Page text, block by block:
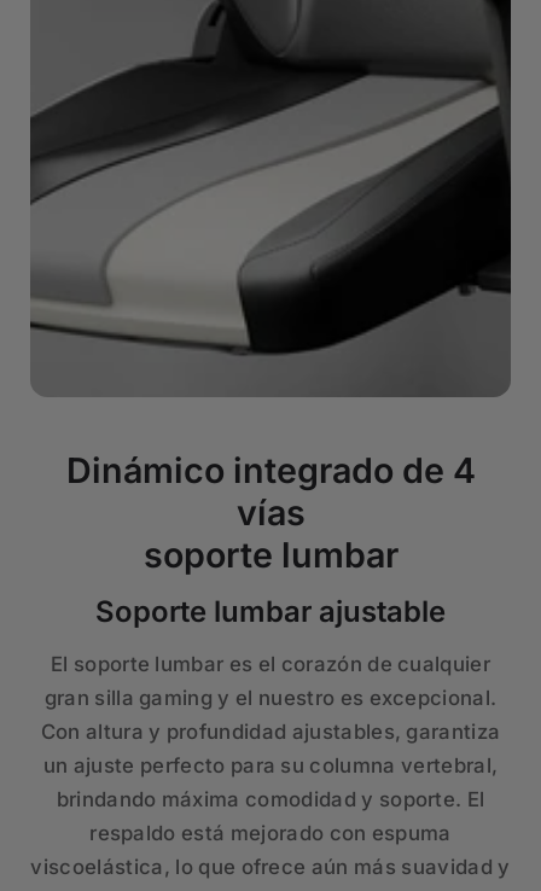
Dinámico integrado de 4
vías
soporte lumbar
Soporte lumbar ajustable
El soporte lumbar es el corazón de cualquier
gran silla gaming y el nuestro es excepcional.
Con altura y profundidad ajustables, garantiza
un ajuste perfecto para su columna vertebral,
brindando máxima comodidad y soporte. El
respaldo está mejorado con espuma
viscoelástica, lo que ofrece aún más suavidad y